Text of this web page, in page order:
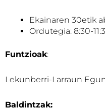
Ekainaren 30etik
Ordutegia: 8:30-
Funtzioak:
Lekunberri-Larraun
Baldintzak: